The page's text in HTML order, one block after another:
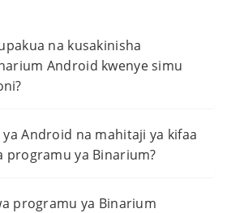
na kusakinisha
Android kwenye simu
Android na mahitaji ya kifaa
programu ya Binarium?
programu ya Binarium